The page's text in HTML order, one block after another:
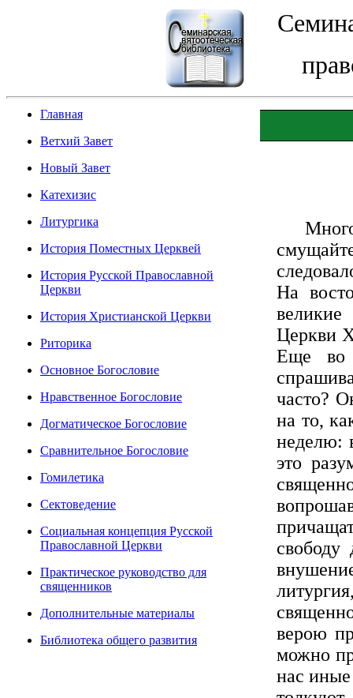
Главная
Ветхий Завет
Новый Завет
Катехизис
Литургика
История Поместных Церквей
История Русской Православной
Церкви
История Христианской Церкви
Риторика
Основное Богословие
Нравственное Богословие
Догматическое Богословие
Сравнительное Богословие
Гомилетика
Сектоведение
Социальная концепция Русской
Православной Церкви
Практическое руководство для
священников
Дополнительные материалы
Библиотека общего развития
Много
На
Церкви
Еще во
часто?
на то,
неделю:
это
свободу
верою
можно
нас иные